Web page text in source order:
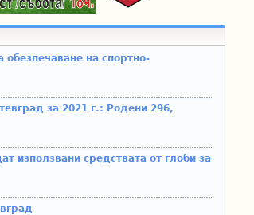
на спортно-
за 2021 г.: Родени 296,
използвани средствата от глоби за